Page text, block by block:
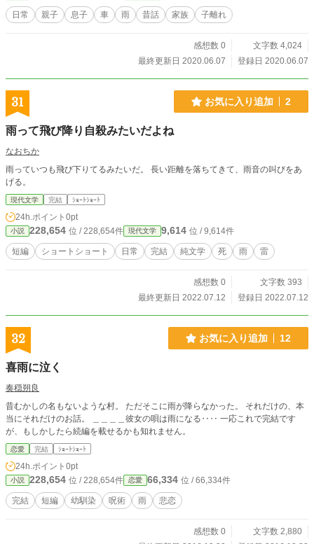
日常 親子 息子 車 雨 昔話 家族 子離れ
感想数 0
文字数 4,024
最終更新日 2020.06.07
登録日 2020.06.07
31 お気に入り追加 2
雨って飛び降り自殺みたいだよね
なおちか
雨っていつも飛び下りてるみたいだ。 長い距離を落ちてきて、雨音の叫びをあ
げる。
現代文学 完結 ｼｮｰﾄｼｮｰﾄ
24h.ポイント 0pt
小説 228,654 位 / 228,654件 現代文学 9,614 位 / 9,614件
短編 ショートショート 日常 完結 純文学 死 雨 雷
感想数 0
文字数 393
最終更新日 2022.07.12
登録日 2022.07.12
32 お気に入り追加 12
喜雨に泣く
奏穏朔良
昔むかしの名もないような村。 ただそこに雨が降らなかった。 それだけの、本
当にそれだけのお話。 ＿＿＿＿彼女の唄は雨になる‥‥ 一応これで完結です
が、もしかしたら続編を載せるかも知れません。
恋愛 完結 ｼｮｰﾄｼｮｰﾄ
24h.ポイント 0pt
小説 228,654 位 / 228,654件 恋愛 66,334 位 / 66,334件
完結 短編 幼馴染 呪術 雨 悲恋
感想数 0
文字数 2,880